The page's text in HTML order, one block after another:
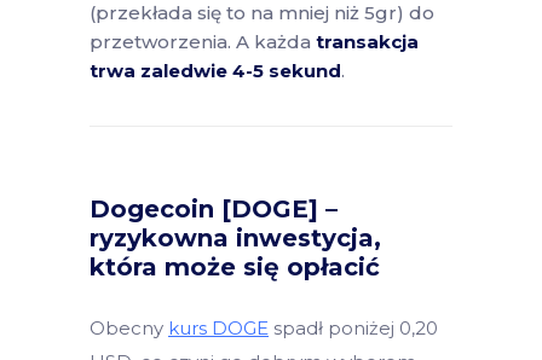
(przekłada się to na mniej niż 5gr) do
przetworzenia. A każda transakcja
trwa zaledwie 4-5 sekund.
Dogecoin [DOGE] –
ryzykowna inwestycja,
która może się opłacić
Obecny kurs DOGE spadł poniżej 0,20